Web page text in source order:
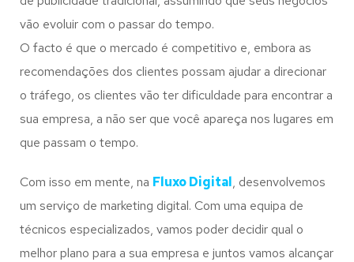
vão evoluir com o passar do tempo.
O facto é que o mercado é competitivo e, embora as
recomendações dos clientes possam ajudar a direcionar
o tráfego, os clientes vão ter dificuldade para encontrar a
sua empresa, a não ser que você apareça nos lugares em
que passam o tempo.
Com isso em mente, na Fluxo Digital, desenvolvemos
um serviço de marketing digital. Com uma equipa de
técnicos especializados, vamos poder decidir qual o
melhor plano para a sua empresa e juntos vamos alcançar